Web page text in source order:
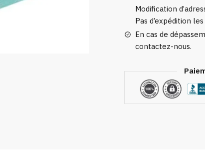
Flight
(Turquoise)
Modification
Pas d’expédition
En cas de
contactez-nous.